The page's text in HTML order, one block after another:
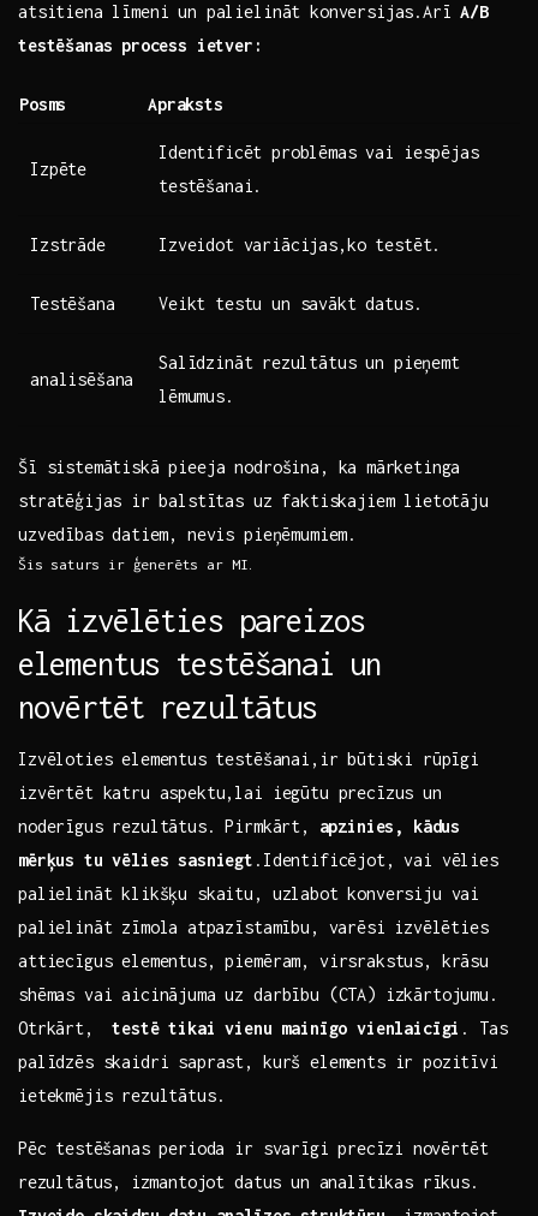
‍atsitiena līmeni ​un‌ palielināt konversijas.ArīA/B
testēšanas ⁣process ietver:
Posms Apraksts
Izpēte
Identificēt problēmas ‍vai iespējas
testēšanai.
Izstrāde Izveidot variācijas,ko testēt.
Testēšana Veikt ‌testu un savākt datus.
analisēšana
Salīdzināt⁣ rezultātus un pieņemt
lēmumus.
Šī​ sistemātiskā pieeja nodrošina,‌ ka⁣ mārketinga
stratēģijas ir⁣ balstītas uz faktiskajiem lietotāju
uzvedības ⁢datiem, nevis pieņēmumiem.
Šis ⁤saturs ir ģenerēts ar MI.
Kā izvēlēties pareizos
elementus testēšanai un
novērtēt rezultātus
Izvēloties elementus ⁢testēšanai,ir ‍būtiski rūpīgi ​
izvērtēt katru aspektu,lai iegūtu precīzus un‌
noderīgus rezultātus. ⁢Pirmkārt,⁢ apzinies, kādus
mērķus tu vēlies sasniegt .Identificējot, ‌vai vēlies
palielināt klikšķu ‍skaitu, ‌uzlabot konversiju vai‌
palielināt zīmola⁤ atpazīstamību, varēsi⁣ izvēlēties
attiecīgus elementus, piemēram, virsrakstus, krāsu
shēmas vai aicinājuma uz darbību ​(CTA)‌ izkārtojumu.
Otrkārt, ​testē ​tikai⁣ vienu mainīgo vienlaicīgi . ⁢Tas​
palīdzēs​ skaidri saprast, kurš elements ir pozitīvi
ietekmējis rezultātus.
Pēc⁢ testēšanas perioda ir ​svarīgi ⁤precīzi⁤ novērtēt
⁢rezultātus,⁤ izmantojot datus‍ un analītikas rīkus.